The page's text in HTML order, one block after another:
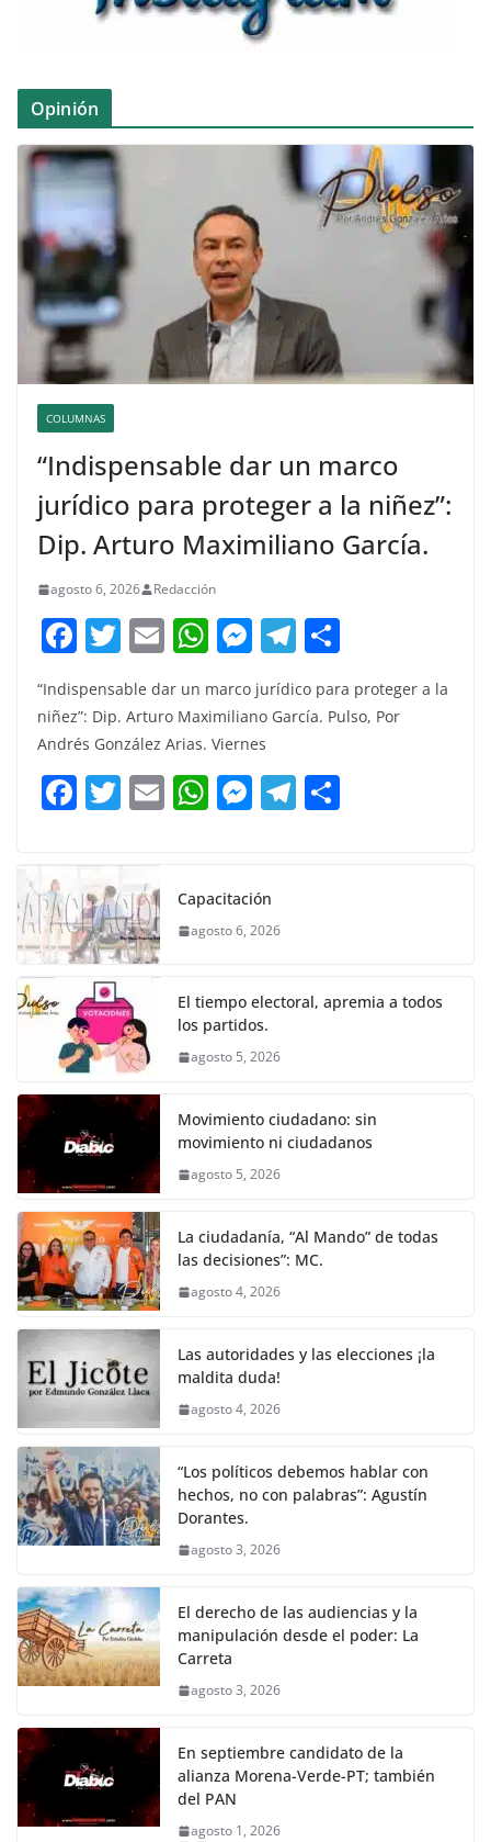
Opinión
COLUMNAS
“Indispensable dar un marco
jurídico para proteger a la niñez”:
Dip. Arturo Maximiliano García.
agosto 6, 2026 Redacción
F
c
e
b
o
k
T
w
itt
er
E
ai
l
W
at
s
A
p
M
e
ss
e
n
g
T
e
a
m
m
“Indispensable dar un marco jurídico para proteger a la
niñez”: Dip. Arturo Maximiliano García. Pulso, Por
Andrés González Arias. Viernes
F
c
e
b
o
o
k
T
itt
er
E W
s
A
p
M
e
n
er
T
Capacitación
agosto 6, 2026
El tiempo electoral, apremia a todos
los partidos.
agosto 5, 2026
Movimiento ciudadano: sin
movimiento ni ciudadanos
agosto 5, 2026
La ciudadanía, “Al Mando” de todas
las decisiones”: MC.
agosto 4, 2026
Las autoridades y las elecciones ¡la
maldita duda!
agosto 4, 2026
“Los políticos debemos hablar con
hechos, no con palabras”: Agustín
Dorantes.
agosto 3, 2026
El derecho de las audiencias y la
manipulación desde el poder: La
Carreta
agosto 3, 2026
En septiembre candidato de la
alianza Morena-Verde-PT; también
del PAN
agosto 1, 2026